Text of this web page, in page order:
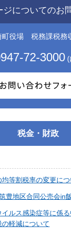
ジについてのお
町役場 税務課税務
72-3000(
税金・財政
等割税率の変更に
豊地区合同公売会in
イルス感染症等に係
軽減について